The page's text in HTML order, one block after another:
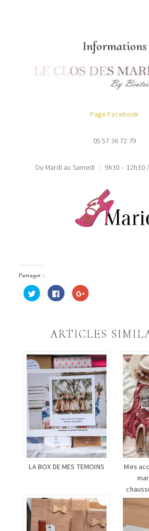
Informations
Page Facebook
05 57 36 72 79
Du Mardi au Samedi : 9h30 – 12h30
Partager :
Cliquez
pour
partager
nouvelle
fenêtre)
Cliquez
pour
partager
une
nouvelle
fenêtre)
Cliquez
pour
dans
une
nouvelle
ARTICLES
LA BOX DE MES TEMOINS
Mes